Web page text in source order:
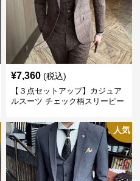
¥7,360 (税込)
【３点セットアップ】カジュア
ルスーツ チェック柄スリーピー
人気